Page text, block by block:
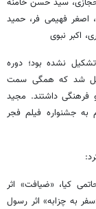
اصغر فهیمی فر، حمید
اکبر نبوی
نشده بود؛ دوره
تشکیل شد که همگی سمت
فرهنگی داشتند. مجید
به جشنواره فیلم فجر
کیا، «ضیافت» اثر
به چزابه» اثر رسول